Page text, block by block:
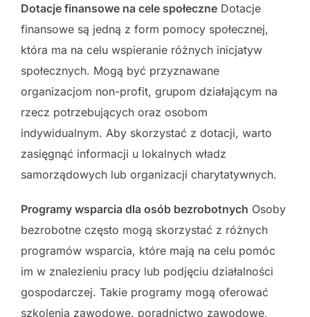
Dotacje finansowe na cele społeczne Dotacje
finansowe są jedną z form pomocy społecznej,
która ma na celu wspieranie różnych inicjatyw
społecznych. Mogą być przyznawane
organizacjom non-profit, grupom działającym na
rzecz potrzebujących oraz osobom
indywidualnym. Aby skorzystać z dotacji, warto
zasięgnąć informacji u lokalnych władz
samorządowych lub organizacji charytatywnych.
Programy wsparcia dla osób bezrobotnych Osoby
bezrobotne często mogą skorzystać z różnych
programów wsparcia, które mają na celu pomóc
im w znalezieniu pracy lub podjęciu działalności
gospodarczej. Takie programy mogą oferować
szkolenia zawodowe, poradnictwo zawodowe,